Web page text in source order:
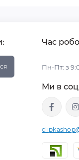
Час
Пн-Пт: з
Ми в